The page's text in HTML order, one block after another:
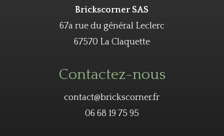
Brickscorner SAS
67a rue du général Leclerc
67570 La Claquette
Contactez-nous
contact@brickscorner.fr
06 68 19 75 95